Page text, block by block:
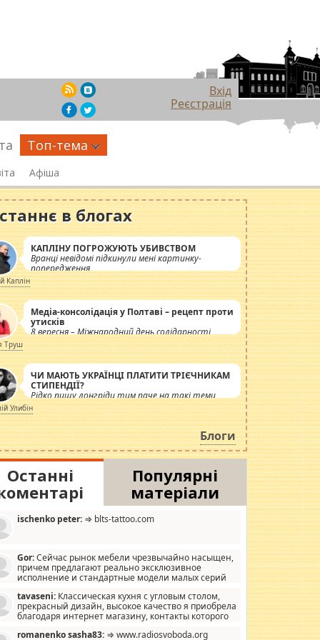
Вхід
Реєстрація
Топ-тема
Афіша
в блогах
КАПЛІНУ ПОГРОЖУЮТЬ УБИВСТВОМ
Вранці невідомі підкинули мені картинку-
попередження
Каплін
Медіа-консолідація у Полтаві – рецепт проти
утисків
8 вересня – Міжнародний день солідарності
журналістів.
Труш
ЧИ МАЮТЬ УКРАЇНЦІ ПЛАТИТИ ТРІЄЧНИКАМ
СТИПЕНДІЇ?
Рідко пишу лонгріди тим паче на такі теми,
але вже просто дістало! Обурюють сьогоднішні
інсенуації навколо стипендіального питання.
Штучно роздувається ще одна соціальна
катастрофа.
Улибін
Блоги
Останні
Популярні
матеріали
ischenko peter: ⇒ blts-tattoo.com
Gor:Сейчас рынок мебели чрезвычайно насыщен,
причем предлагают реально эксклюзивное
исполнение и стандартные модели малых серий
мало походит на стандартные формы, в MebelOk,
и что главное - со вкусом все в порядке,
ненужных наворотов удорожающих мебель, а это не
tavaseni: Классическая кухня с угловым столом,
прекрасный дизайн, высокое качество я приобрела
благодаря интернет магазину, контакты которого
romanenko sasha83: ⇒ www.radiosvoboda.org